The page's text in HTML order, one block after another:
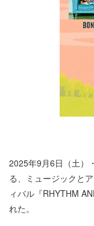
2025年9月6日（土）
る、ミュージックと
ィバル『RHYTHM
れた。